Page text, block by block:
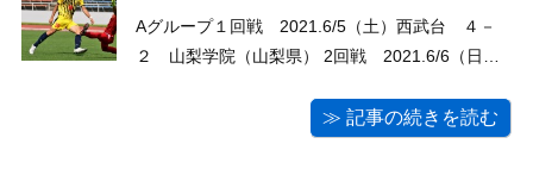
Aグループ１回戦 2021.6/5（土）西武台 ４－
２ 山梨学院（山梨県） 2回戦 2021.6/6（日）
2021.6/7（月）西武台 ２－１ 日体大柏（千葉
≫ 記事の続きを読む